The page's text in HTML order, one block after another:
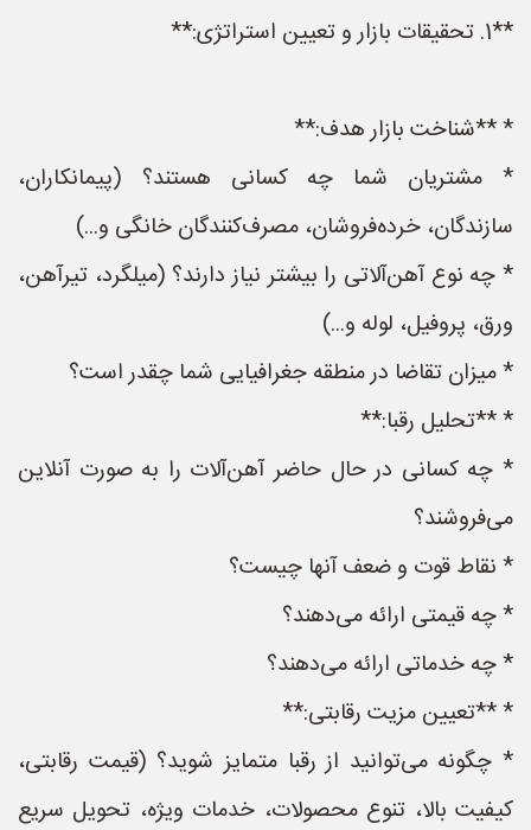
**1. تحقیقات بازار و تعیین استراتژی:**
* **شناخت بازار هدف:**
* مشتریان شما چه کسانی هستند؟ (پیمانکاران،
سازندگان، خرده‌فروشان، مصرف‌کنندگان خانگی و...)
* چه نوع آهن‌آلاتی را بیشتر نیاز دارند؟ (میلگرد، تیرآهن،
ورق، پروفیل، لوله و...)
* میزان تقاضا در منطقه جغرافیایی شما چقدر است؟
* **تحلیل رقبا:**
* چه کسانی در حال حاضر آهن‌آلات را به صورت آنلاین
می‌فروشند؟
* نقاط قوت و ضعف آنها چیست؟
* چه قیمتی ارائه می‌دهند؟
* چه خدماتی ارائه می‌دهند؟
* **تعیین مزیت رقابتی:**
* چگونه می‌توانید از رقبا متمایز شوید؟ (قیمت رقابتی،
کیفیت بالا، تنوع محصولات، خدمات ویژه، تحویل سریع